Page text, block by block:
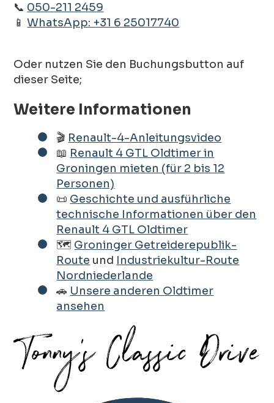
📞 050-211 2459
📱WhatsApp: +31 6 25017740
Oder nutzen Sie den Buchungsbutton auf
dieser Seite;
Weitere Informationen
🎬 Renault-4-Anleitungsvideo
📖 Renault 4 GTL Oldtimer in
Groningen mieten (für 2 bis 12
Personen)
📜 Geschichte und ausführliche
technische Informationen über den
Renault 4 GTL Oldtimer
🗺️ Groninger Getreiderepublik-
Route und Industriekultur-Route
Nordniederlande
🚗 Unsere anderen Oldtimer
ansehen